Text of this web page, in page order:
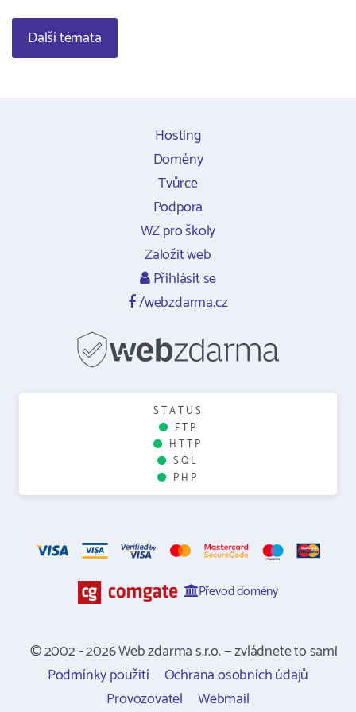
Další témata
Hosting
Domény
Tvůrce
Podpora
WZ pro školy
Založit web
Přihlásit se
/webzdarma.cz
STATUS
FTP
HTTP
SQL
PHP
Převod domény
© 2002 - 2026 Web zdarma s.r.o. — zvládnete to sami
Podmínky použití
Ochrana osobních údajů
Provozovatel
Webmail